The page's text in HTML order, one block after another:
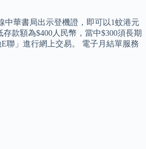
中華書局出示登機證，即可以1蚊港元
款額為$400人民幣，當中$300須長期
聯」進行網上交易。 電子月結單服務